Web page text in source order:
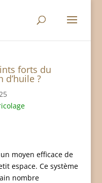
forts du
d’huile ?
moyen efficace de
espace. Ce système
nombre